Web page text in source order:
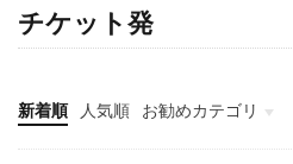
チケット発
新着順 人気順 お勧めカテゴリ
ヘッダーメニュー
システム開発
情報システム
マーケティング